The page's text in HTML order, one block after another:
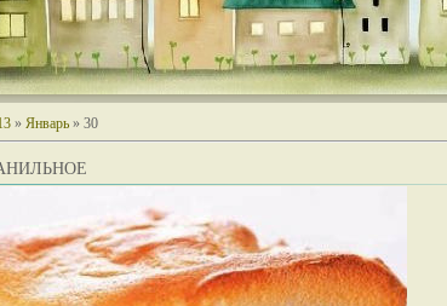
» Январь » 30